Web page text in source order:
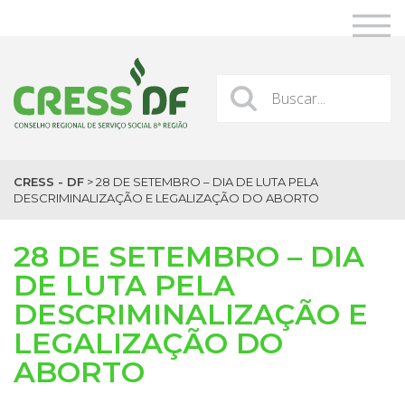
CRESS - DF >28 DE SETEMBRO – DIA DE LUTA PELA
DESCRIMINALIZAÇÃO E LEGALIZAÇÃO DO ABORTO
28 DE SETEMBRO – DIA
DE LUTA PELA
DESCRIMINALIZAÇÃO E
LEGALIZAÇÃO DO
ABORTO